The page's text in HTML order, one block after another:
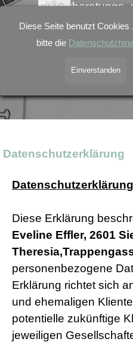
Diese Seite benutzt Cookies
bitte die
Einverstanden
Direkt zum Seiteninhalt
Steuerberatungs-
Eveline Effler
Datenschutzerklärung
Diese Erklärung
Eveline Effler, 2601
personenbezogene
Erklärung richtet sich
und ehemaligen
potentielle zukünftige
jeweiligen